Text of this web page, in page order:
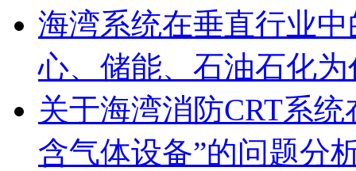
海湾系统在垂直行业
心、储能、石油石化
关于海湾消防CRT系
含气体设备”的问题分